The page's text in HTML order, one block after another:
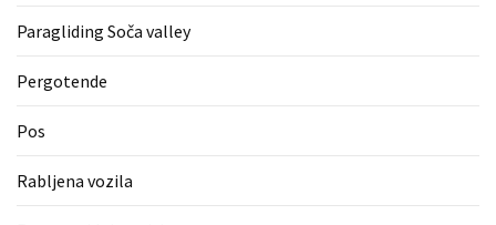
Paragliding Soča valley
Pergotende
Pos
Rabljena vozila